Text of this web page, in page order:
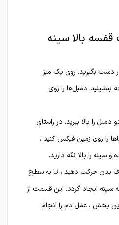
قفسه بالا سینه
دست بگیرید. روی یک میز
با زاویه ۳۰ تا ۴۵ درجه بنشینید. دمبل‌ها را روی
را بالا ببرید. در راستای
را روی زمین فیکس کنید ،
سینه را بالا نگه دارید.
بدن حرکت دهید ، تا به سطح
ایجاد گردد. این قسمت از
بخش ، عمل دم را انجام